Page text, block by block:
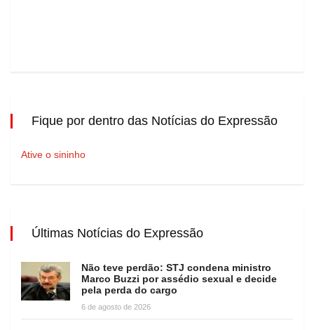
Fique por dentro das Notícias do Expressão
Ative o sininho
Últimas Notícias do Expressão
Não teve perdão: STJ condena ministro
Marco Buzzi por assédio sexual e decide
pela perda do cargo
6 de agosto de 2026